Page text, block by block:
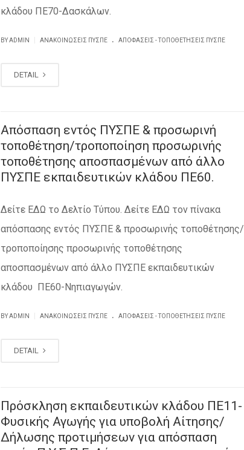
κλάδου ΠΕ70-Δασκάλων.
BY ADMIN ΑΝΑΚΟΙΝΏΣΕΙΣ ΠΥΣΠΕ . ΑΠΟΦΆΣΕΙΣ - ΤΟΠΟΘΕΤΉΣΕΙΣ ΠΥΣΠΕ
DETAIL
Απόσπαση εντός ΠΥΣΠΕ & προσωρινή
τοποθέτηση/τροποποίηση προσωρινής
τοποθέτησης αποσπασμένων από άλλο
ΠΥΣΠΕ εκπαιδευτικών κλάδου ΠΕ60.
Δείτε ΕΔΩ το Δελτίο Τύπου. Δείτε ΕΔΩ τον πίνακα
απόσπασης εντός ΠΥΣΠΕ & προσωρινής τοποθέτησης/
τροποποίησης προσωρινής τοποθέτησης
αποσπασμένων από άλλο ΠΥΣΠΕ εκπαιδευτικών
κλάδου ΠΕ60-Νηπιαγωγών.
BY ADMIN ΑΝΑΚΟΙΝΏΣΕΙΣ ΠΥΣΠΕ . ΑΠΟΦΆΣΕΙΣ - ΤΟΠΟΘΕΤΉΣΕΙΣ ΠΥΣΠΕ
DETAIL
Πρόσκληση εκπαιδευτικών κλάδου ΠΕ11-
Φυσικής Αγωγής για υποβολή Αίτησης/
Δήλωσης προτιμήσεων για απόσπαση